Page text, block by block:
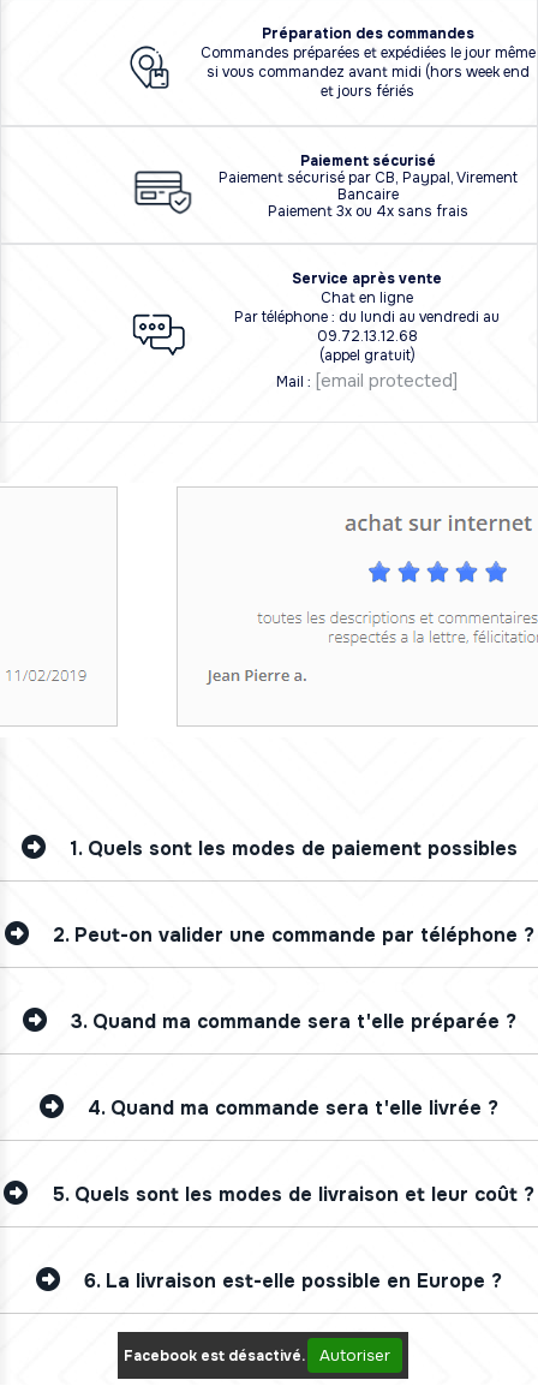
Préparation des commandes
Commandes préparées et expédiées le jour même
si vous commandez avant midi (hors week end
et jours fériés
Paiement sécurisé
Paiement sécurisé par CB, Paypal, Virement
Bancaire
Paiement 3x ou 4x sans frais
Service après vente
Chat en ligne
Par téléphone : du lundi au vendredi au
09.72.13.12.68
(appel gratuit)
Mail : [email protected]
1. Quels sont les modes de paiement possibles
2. Peut-on valider une commande par téléphone ?
3. Quand ma commande sera t'elle préparée ?
4. Quand ma commande sera t'elle livrée ?
5. Quels sont les modes de livraison et leur coût ?
6. La livraison est-elle possible en Europe ?
Facebook est désactivé. Autoriser